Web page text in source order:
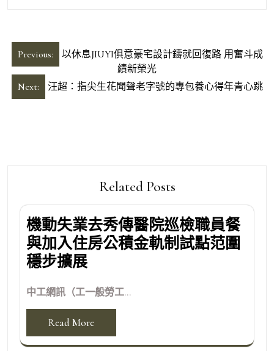
文
章
導
Previous:
以休息JIUYI俱意豪宅設計鑄就回復路 用奮斗成
績新榮光
Next:
汪超：指尖生花聞聲老字號的專包養心得年青心跳
Related Posts
機動失業去秀傳醫院巡檢職員餐
與加入住房公積金軌制試點范圍
穩步擴展
中工網訊（工一般勞工...
Read More